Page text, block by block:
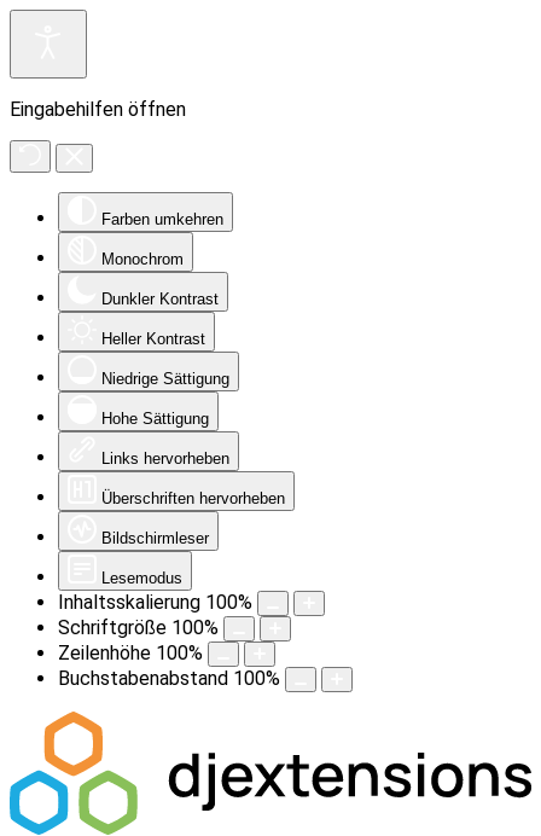
Eingabehilfen öffnen
Farben umkehren
Monochrom
Dunkler Kontrast
Heller Kontrast
Niedrige Sättigung
Hohe Sättigung
Links hervorheben
Überschriften hervorheben
Bildschirmleser
Lesemodus
Inhaltsskalierung 100%
Schriftgröße 100%
Zeilenhöhe 100%
Buchstabenabstand 100%